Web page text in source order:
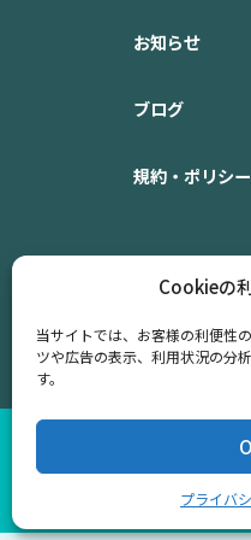
Cookieの
当サイトでは、お客様の利便性
ツや広告の表示、利用状況の分
す。
プライバ
お知らせ
ブログ
規約・ポリシー